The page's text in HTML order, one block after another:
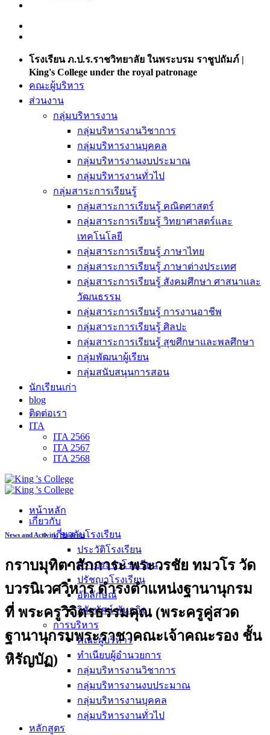
โรงเรียน ภ.ป.ร.ราชวิทยาลัย ในพระบรม ราชูปถัมภ์ |
King's College under the royal patronage
คณะผู้บริหาร
ส่วนงาน
กลุ่มบริหารงาน
กลุ่มบริหารงานวิชาการ
กลุ่มบริหารงานบุคคล
กลุ่มบริหารงานงบประมาณ
กลุ่มบริหารงานทั่วไป
กลุ่มสาระการเรียนรู้
กลุ่มสาระการเรียนรู้ คณิตศาสตร์
กลุ่มสาระการเรียนรู้ วิทยาศาสตร์และ
เทคโนโลยี
กลุ่มสาระการเรียนรู้ ภาษาไทย
กลุ่มสาระการเรียนรู้ ภาษาต่างประเทศ
กลุ่มสาระการเรียนรู้ สังคมศึกษา ศาสนาและ
วัฒนธรรม
กลุ่มสาระการเรียนรู้ การงานอาชีพ
กลุ่มสาระการเรียนรู้ ศิลปะ
กลุ่มสาระการเรียนรู้ สุขศึกษาและพลศึกษา
กลุ่มพัฒนาผู้เรียน
กลุ่มสนับสนุนการสอน
นักเรียนเก่า
blog
ติดต่อเรา
ITA
ITA 2566
ITA 2567
ITA 2568
หน้าหลัก
เกี่ยวกับ
เกี่ยวกับโรงเรียน
ประวัติโรงเรียน
ตราประจำโรงเรียน
ปรัชญาโรงเรียน
อัตลักษณ์
วิสัยทัศน์ พันธกิจ
การบริหาร
คณะผู้บริหาร
ทำเนียบผู้อำนวยการ
กลุ่มบริหารงานวิชาการ
กลุ่มบริหารงานงบประมาณ
กลุ่มบริหารงานบุคคล
กลุ่มบริหารงานทั่วไป
หลักสูตร
News and Activity,Students
กราบมุทิตาสักการะ พระวรชัย ทมวโร วัด
บวรนิเวศวิหาร ดำรงตำแหน่งฐานานุกรม
ที่ พระครูวิจิตรธรรมคุณ (พระครูคู่สวด
ฐานานุกรมพระราชาคณะเจ้าคณะรอง ชั้น
หิรัญบัฏ)